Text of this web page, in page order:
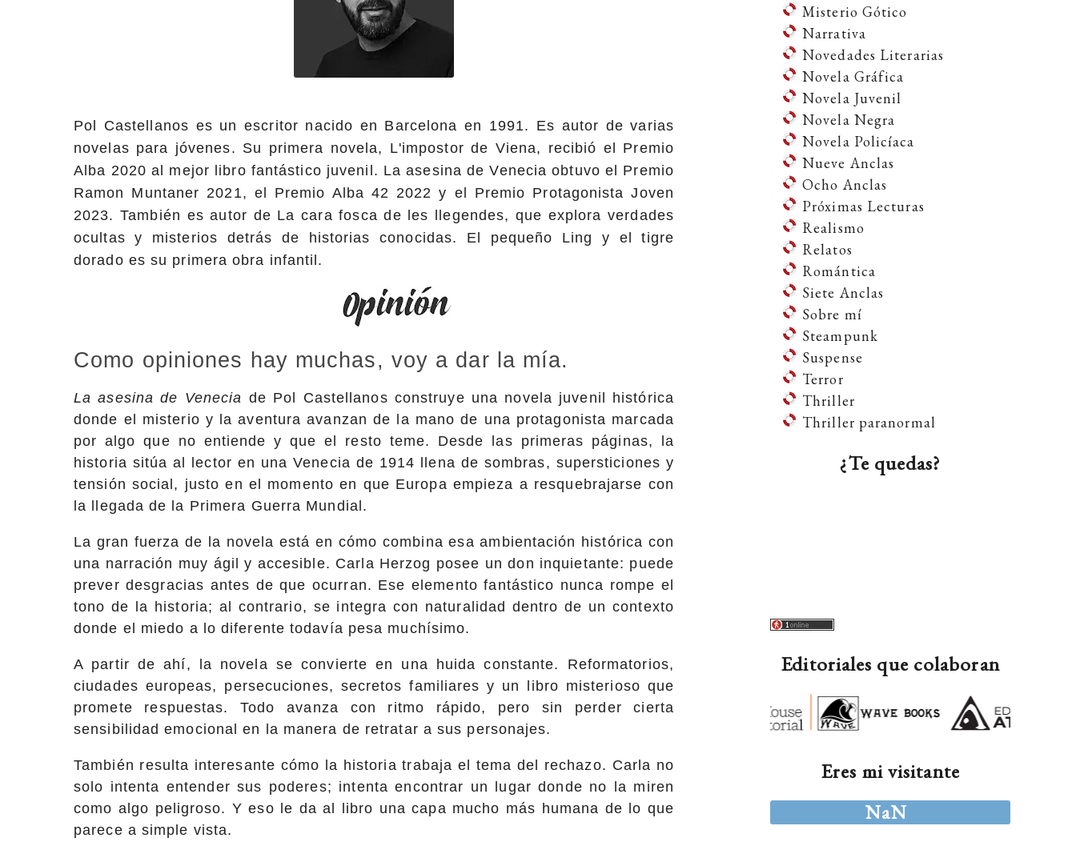
Pol Castellanos es un escritor nacido en Barcelona en 1991. Es autor de varias
novelas para jóvenes. Su primera novela, L'impostor de Viena, recibió el Premio
Alba 2020 al mejor libro fantástico juvenil. La asesina de Venecia obtuvo el Premio
Ramon Muntaner 2021, el Premio Alba 42 2022 y el Premio Protagonista Joven
2023. También es autor de La cara fosca de les llegendes, que explora verdades
ocultas y misterios detrás de historias conocidas. El pequeño Ling y el tigre
dorado es su primera obra infantil.
Como opiniones hay muchas, voy a dar la mía.
La asesina de Venecia de Pol Castellanos construye una novela juvenil histórica
donde el misterio y la aventura avanzan de la mano de una protagonista marcada
por algo que no entiende y que el resto teme. Desde las primeras páginas, la
historia sitúa al lector en una Venecia de 1914 llena de sombras, supersticiones y
tensión social, justo en el momento en que Europa empieza a resquebrajarse con
la llegada de la Primera Guerra Mundial.
La gran fuerza de la novela está en cómo combina esa ambientación histórica con
una narración muy ágil y accesible. Carla Herzog posee un don inquietante: puede
prever desgracias antes de que ocurran. Ese elemento fantástico nunca rompe el
tono de la historia; al contrario, se integra con naturalidad dentro de un contexto
donde el miedo a lo diferente todavía pesa muchísimo.
A partir de ahí, la novela se convierte en una huida constante. Reformatorios,
ciudades europeas, persecuciones, secretos familiares y un libro misterioso que
promete respuestas. Todo avanza con ritmo rápido, pero sin perder cierta
sensibilidad emocional en la manera de retratar a sus personajes.
También resulta interesante cómo la historia trabaja el tema del rechazo. Carla no
solo intenta entender sus poderes; intenta encontrar un lugar donde no la miren
como algo peligroso. Y eso le da al libro una capa mucho más humana de lo que
parece a simple vista.
Misterio Gótico
Narrativa
Novedades Literarias
Novela Gráfica
Novela Juvenil
Novela Negra
Novela Policíaca
Nueve Anclas
Ocho Anclas
Próximas Lecturas
Realismo
Relatos
Romántica
Siete Anclas
Sobre mí
Steampunk
Suspense
Terror
Thriller
Thriller paranormal
¿Te quedas?
Editoriales que colaboran
Eres mi visitante
NaN